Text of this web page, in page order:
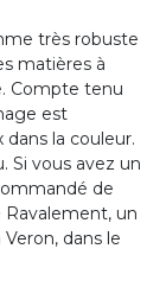
très robuste
matières à
Compte tenu
est
dans la couleur.
Si vous avez un
de
Ravalement, un
dans le